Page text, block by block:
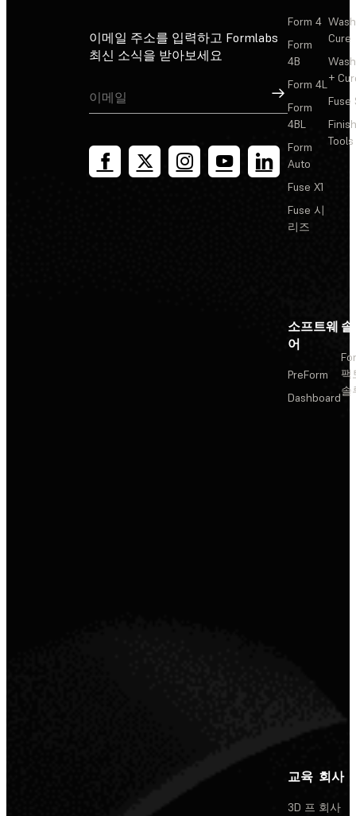
이메일 주소를 입력하고 Formlabs
최신 소식을 받아보세요
가입
Form 4
Form
4B
Form 4L
Form
4BL
Form
Auto
Fuse X1
Fuse 시
리즈
Cure
+
Fuse
Tools
소프트웨
어
PreForm
Dashboard
팩
솔
교육
3D 프
회사
회사